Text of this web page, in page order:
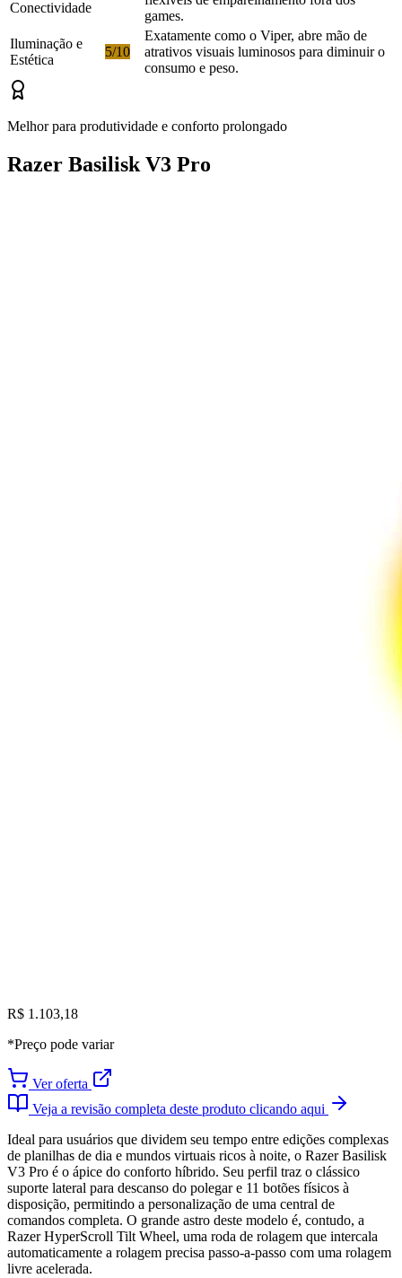
Conectividade
games.
Iluminação e
Estética
5/10
Exatamente como o Viper, abre mão de
atrativos visuais luminosos para diminuir o
consumo e peso.
Melhor para produtividade e conforto prolongado
Razer Basilisk V3 Pro
R$ 1.103,18
*Preço pode variar
Ver oferta
Veja a revisão completa deste produto clicando aqui
Ideal para usuários que dividem seu tempo entre edições complexas
de planilhas de dia e mundos virtuais ricos à noite, o Razer Basilisk
V3 Pro é o ápice do conforto híbrido. Seu perfil traz o clássico
suporte lateral para descanso do polegar e 11 botões físicos à
disposição, permitindo a personalização de uma central de
comandos completa. O grande astro deste modelo é, contudo, a
Razer HyperScroll Tilt Wheel, uma roda de rolagem que intercala
automaticamente a rolagem precisa passo-a-passo com uma rolagem
livre acelerada.